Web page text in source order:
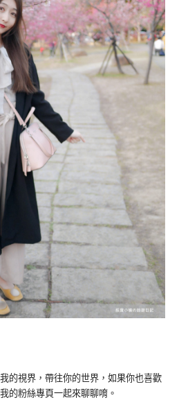
的視界，帶往你的世界，如果你也喜歡
的粉絲專頁一起來聊聊唷。